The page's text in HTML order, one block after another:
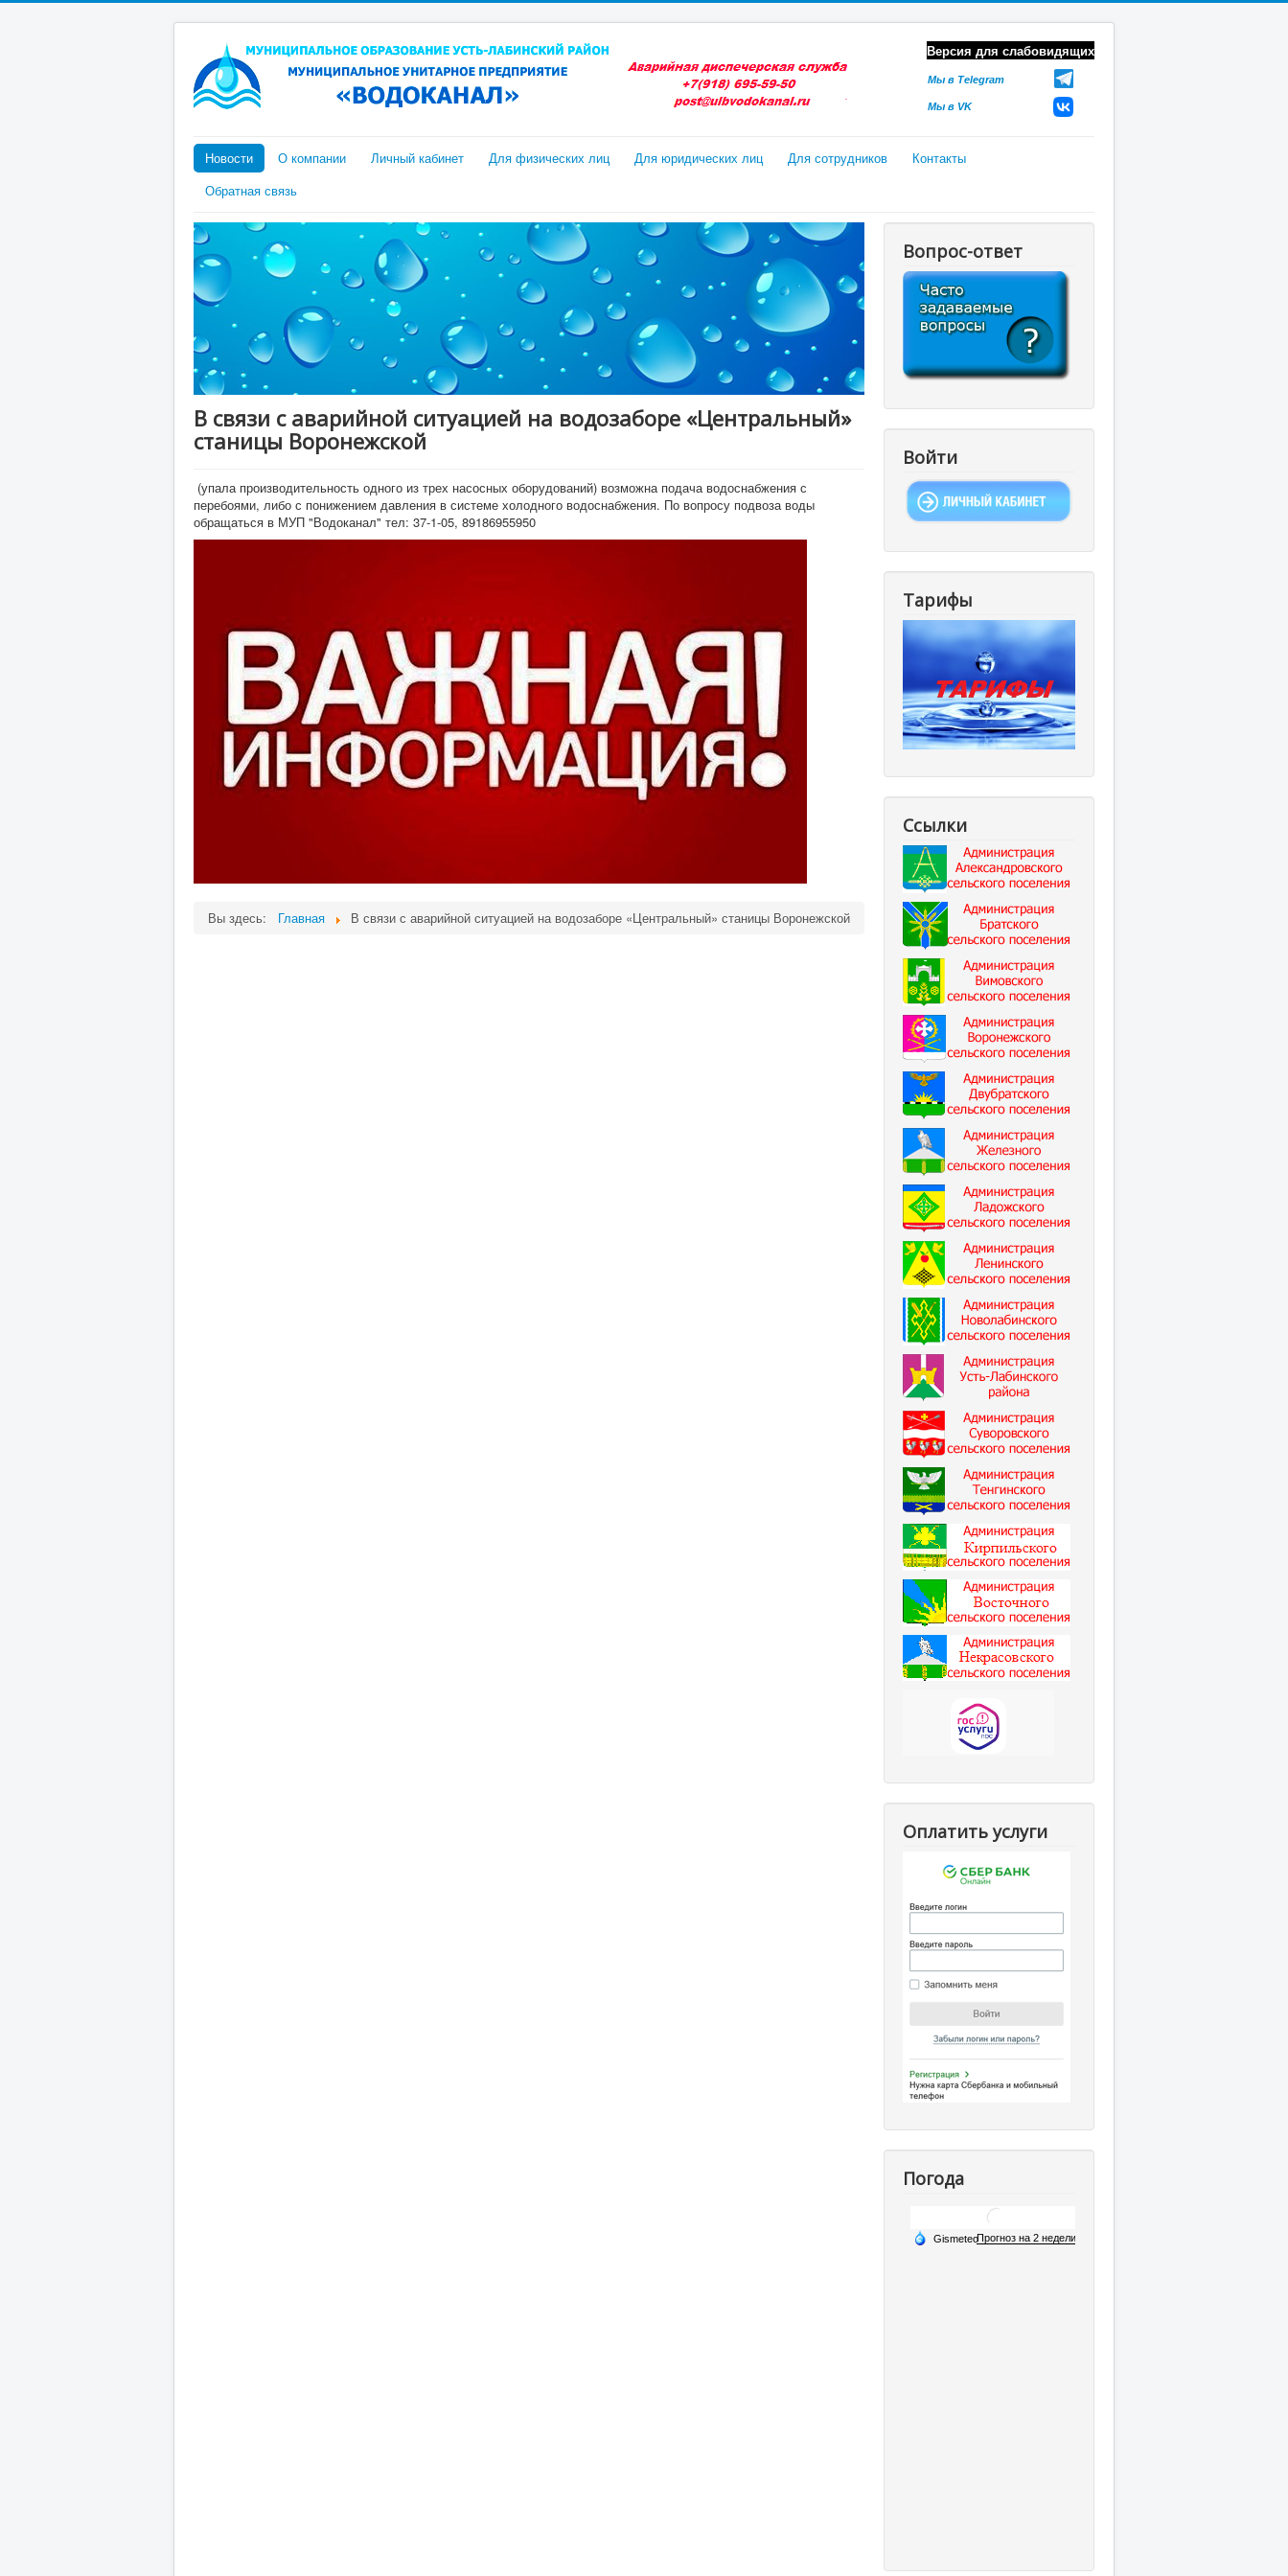
Версия для слабовидящих
Мы в Telegram
Мы в VK
Новости О компании Личный кабинет Для физических лиц Для юридических лиц Для сотрудников
Контакты
Обратная связь
В связи с аварийной ситуацией на водозаборе «Центральный»
станицы Воронежской
(упала производительность одного из трех насосных оборудований) возможна подача водоснабжения с
перебоями, либо с понижением давления в системе холодного водоснабжения. По вопросу подвоза воды
обращаться в МУП "Водоканал" тел: 37-1-05, 89186955950
Вы здесь: Главная В связи с аварийной ситуацией на водозаборе «Центральный» станицы Воронежской
Вопрос-ответ
Войти
Тарифы
Ссылки
Оплатить услуги
Погода